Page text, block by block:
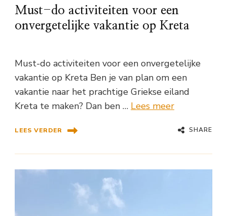
Must-do activiteiten voor een
onvergetelijke vakantie op Kreta
Must-do activiteiten voor een onvergetelijke
vakantie op Kreta Ben je van plan om een
vakantie naar het prachtige Griekse eiland
Kreta te maken? Dan ben … Lees meer
LEES VERDER SHARE